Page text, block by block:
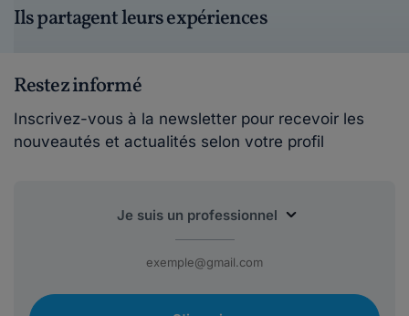
Ils partagent leurs expériences
Restez informé
Inscrivez-vous à la newsletter pour recevoir les
nouveautés et actualités selon votre profil